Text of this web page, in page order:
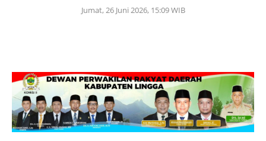
Jumat, 26 Juni 2026, 15:09 WIB